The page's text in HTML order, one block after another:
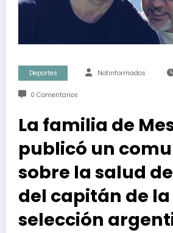
Deportes Notinformados
0 Comentarios
La familia de
publicó un
sobre la salud
del capitán de la
selección